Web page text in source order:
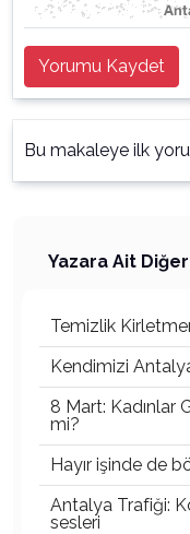
Yorumu Kaydet
Bu makaleye ilk
Yazara Ait
Temizlik
Kendimizi
8 Mart: Kadınlar
mi?
Hayır işinde de
Antalya Trafiği:
sesleri